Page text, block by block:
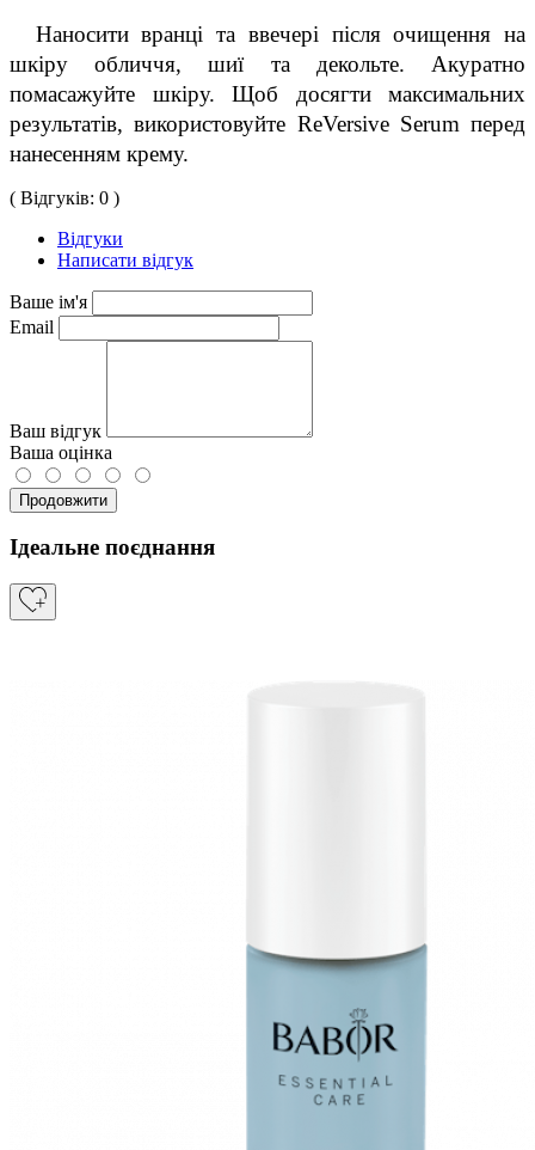
шкіру обличчя, шиї та декольте. Акуратно
помасажуйте шкіру. Щоб досягти максимальних
результатів, використовуйте ReVersive Serum перед
нанесенням крему.
( Відгуків: 0 )
Відгуки
Написати відгук
Ваше ім'я
Email
Ваш відгук
Ваша оцінка
Продовжити
Ідеальне поєднання